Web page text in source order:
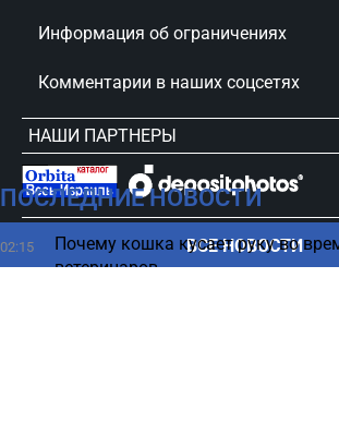
ПОСЛЕДНИЕ НОВОСТИ
02:15
Почему кошка кусает руку во
ветеринаров
ВСЕ НОВОСТИ
Информация об ограничениях
Комментарии в наших соцсетях
НАШИ ПАРТНЕРЫ
сursorinfo.co.il © Все права защищены